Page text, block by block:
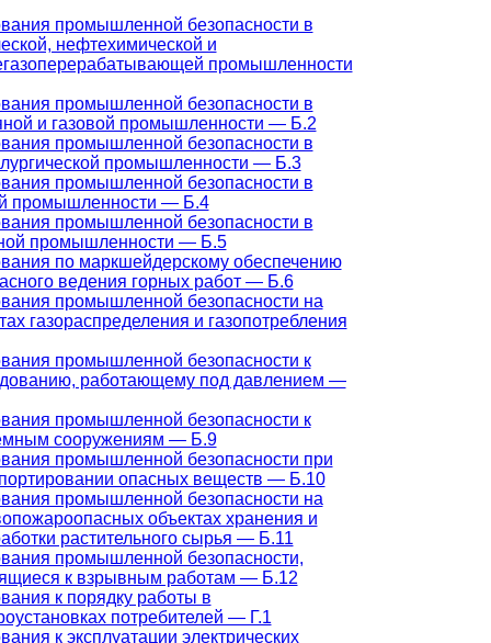
промышленной безопасности в
нефтехимической и
промышленности
промышленной безопасности в
и газовой промышленности — Б.2
промышленной безопасности в
промышленности — Б.3
промышленной безопасности в
промышленности — Б.4
промышленной безопасности в
промышленности — Б.5
по маркшейдерскому обеспечению
ведения горных работ — Б.6
промышленной безопасности на
газораспределения и газопотребления
промышленной безопасности к
работающему под давлением —
промышленной безопасности к
сооружениям — Б.9
промышленной безопасности при
опасных веществ — Б.10
промышленной безопасности на
объектах хранения и
растительного сырья — Б.11
промышленной безопасности,
к взрывным работам — Б.12
к порядку работы в
потребителей — Г.1
к эксплуатации электрических